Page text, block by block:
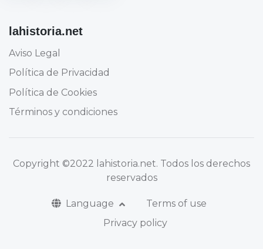
lahistoria.net
Aviso Legal
Política de Privacidad
Política de Cookies
Términos y condiciones
Copyright ©2022 lahistoria.net. Todos los derechos
reservados
Language
Terms of use
Privacy policy